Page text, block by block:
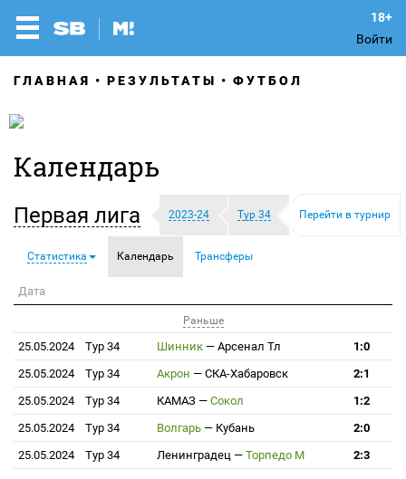
Войти
ГЛАВНАЯ РЕЗУЛЬТАТЫ ФУТБОЛ
Календарь
Первая лига 2023-24 Тур 34 Перейти в турнир
Статистика Календарь Трансферы
Дата
Раньше
25.05.2024 Тур 34 Шинник — Арсенал Тл
1:0
25.05.2024 Тур 34 Акрон — СКА-Хабаровск
2:1
25.05.2024 Тур 34 КАМАЗ — Сокол
1:2
25.05.2024 Тур 34 Волгарь — Кубань
2:0
25.05.2024 Тур 34 Ленинградец — Торпедо М 2:3